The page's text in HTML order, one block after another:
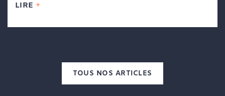
LIRE
TOUS NOS ARTICLES